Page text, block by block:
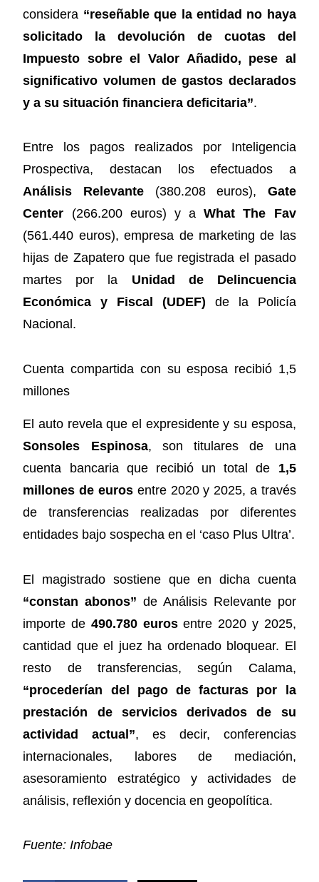
considera “reseñable que la entidad no haya
solicitado la devolución de cuotas del
Impuesto sobre el Valor Añadido, pese al
significativo volumen de gastos declarados
y a su situación financiera deficitaria”.
Entre los pagos realizados por Inteligencia
Prospectiva, destacan los efectuados a
Análisis Relevante(380.208 euros), Gate
Center (266.200 euros) y aWhat The Fav
(561.440 euros), empresa de marketing de las
hijas de Zapatero que fue registrada el pasado
martes por la Unidad de Delincuencia
Económica y Fiscal (UDEF) de la Policía
Nacional.
Cuenta compartida con su esposa recibió 1,5
millones
El auto revela que el expresidente y su esposa,
Sonsoles Espinosa, son titulares de una
cuenta bancaria que recibió un total de 1,5
millones de eurosentre 2020 y 2025, a través
de transferencias realizadas por diferentes
entidades bajo sospecha en el ‘caso Plus Ultra’.
El magistrado sostiene que en dicha cuenta
“constan abonos” de Análisis Relevante por
importe de 490.780 eurosentre 2020 y 2025,
cantidad que el juez ha ordenado bloquear. El
resto de transferencias, según Calama,
“procederían del pago de facturas por la
prestación de servicios derivados de su
actividad actual”, es decir, conferencias
internacionales, labores de mediación,
asesoramiento estratégico y actividades de
análisis, reflexión y docencia en geopolítica.
Fuente: Infobae